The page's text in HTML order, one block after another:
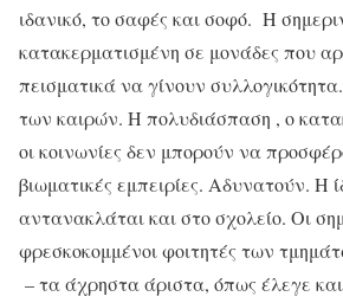
ιδανικό, το σαφές και σοφό. Η
κατακερματισμένη σε μονάδες που
πεισματικά να γίνουν
των καιρών. Η πολυδιάσπαση , ο
οι κοινωνίες δεν μπορούν να
βιωματικές εμπειρίες. Αδυνατούν. Η
αντανακλάται και στο σχολείο. Οι
φρεσκοκομμένοι φοιτητές των
– τα άχρηστα άριστα, όπως έλεγε